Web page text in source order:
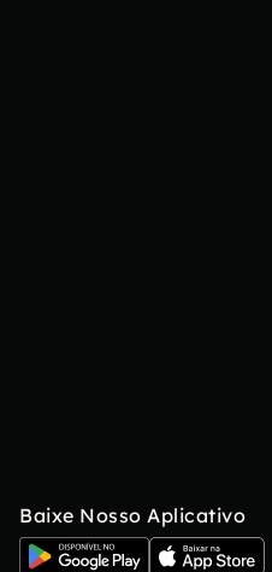
Baixe Nosso Aplicativo